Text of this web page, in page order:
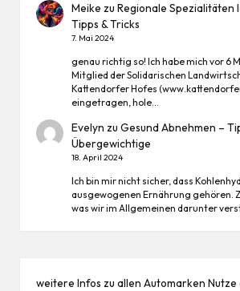
Meike zuRegionale Spezialitäten
Tipps & Tricks
7. Mai 2024
genau richtig so! Ich habe mich vor 6
Mitglied der Solidarischen
Kattendorfer Hofes
eingetragen, hole…
Evelyn zuGesund Abnehmen –
Übergewichtige
18. April 2024
Ich bin mir nicht sicher, dass
ausgewogenen Ernährung gehören.
was wir im Allgemeinen darunter
weitere Infos zu allen Automarken Nutze